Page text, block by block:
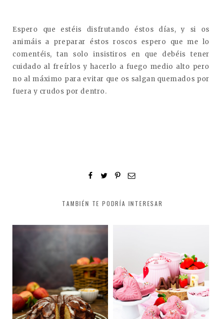
Espero que estéis disfrutando éstos días, y si os
animáis a preparar éstos roscos espero que me lo
comentéis, tan solo insistiros en que debéis tener
cuidado al freírlos y hacerlo a fuego medio alto pero
no al máximo para evitar que os salgan quemados por
fuera y crudos por dentro.
TAMBIÉN TE PODRÍA INTERESAR